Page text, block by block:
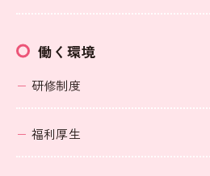
働く環境
研修制度
福利厚生